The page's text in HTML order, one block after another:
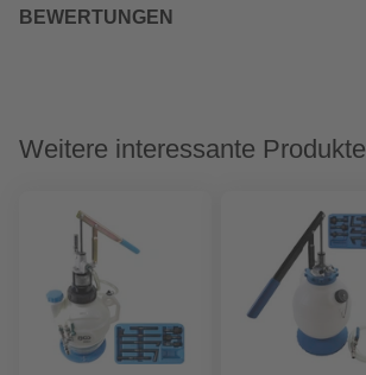
BEWERTUNGEN
Weitere interessante Produkte